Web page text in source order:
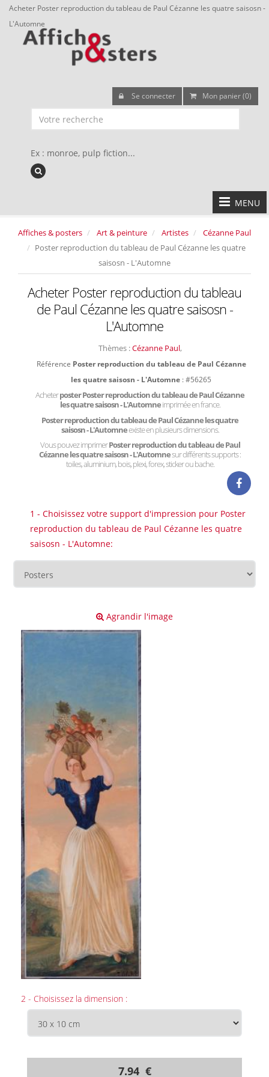
Acheter Poster reproduction du tableau de Paul Cézanne les quatre saisosn -
L'Automne
Se connecter Mon panier (0)
Ex : monroe, pulp fiction...
MENU
Affiches & posters Art & peinture Artistes
Cézanne Paul
Poster reproduction du tableau de Paul Cézanne les quatre
saisosn - L'Automne
Acheter Poster reproduction du tableau
de Paul Cézanne les quatre saisosn -
L'Automne
Thèmes :Cézanne Paul,
Référence Poster reproduction du tableau de Paul Cézanne
les quatre saisosn - L'Automne : #56265
Acheterposter Poster reproduction du tableau de Paul Cézanne
les quatre saisosn - L'Automneimprimée en france.
Poster reproduction du tableau de Paul Cézanne les quatre
saisosn - L'Automneexiste en plusieurs dimensions.
Vous pouvez imprimerPoster reproduction du tableau de Paul
Cézanne les quatre saisosn - L'Automnesur différents supports :
toiles, aluminium, bois, plexi, forex, sticker ou bache.
1 - Choisissez votre support d'impression pour Poster
reproduction du tableau de Paul Cézanne les quatre
saisosn - L'Automne:
Agrandir l'image
2 - Choisissez la dimension :
7.94 €